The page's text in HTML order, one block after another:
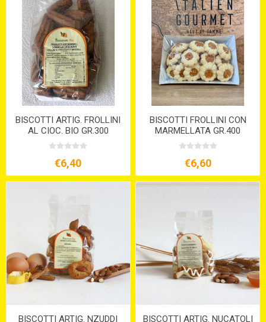
BISCOTTI ARTIG. FROLLINI
AL CIOC. BIO GR.300
VEGANI
€6,40
BISCOTTI FROLLINI CON
MARMELLATA GR.400
€6,60
BISCOTTI ARTIG. NZUDDI BISCOTTI ARTIG. NUCATOLI